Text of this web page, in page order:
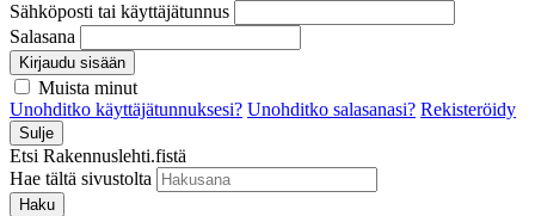
Sähköposti tai käyttäjätunnus
Salasana
Kirjaudu sisään
Muista minut
Unohditko käyttäjätunnuksesi? Unohditko salasanasi? Rekisteröidy
Sulje
Etsi Rakennuslehti.fistä
Hae tältä sivustolta
Haku